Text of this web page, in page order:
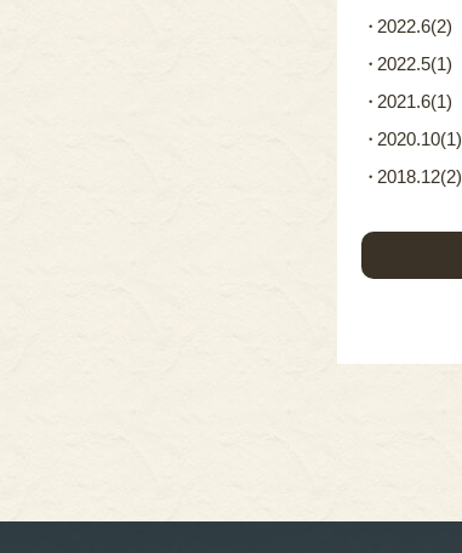
2022.6(2)
2022.5(1)
2021.6(1)
2020.10(1)
2018.12(2)